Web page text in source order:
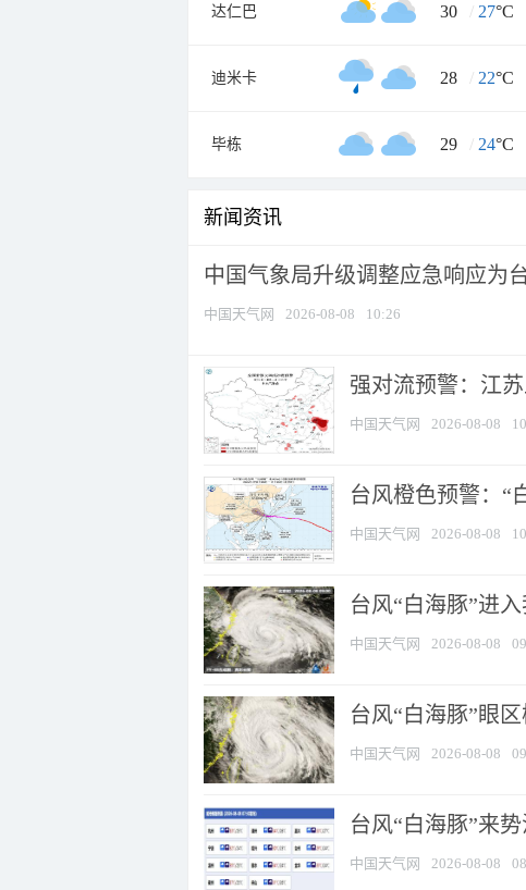
达仁巴 30 / 27°C
迪米卡 28 / 22°C
毕栋 29 / 24°C
新闻资讯
中国气象局升级调整应急响应为
中国天气网 2026-08-08 10:26
强对流预警：江
中国天气网 2026-08-08
台风橙色预警：“
中国天气网 2026-08-08
台风“白海豚”进
中国天气网 2026-08-08
台风“白海豚”眼
中国天气网 2026-08-08
台风“白海豚”来
中国天气网 2026-08-08